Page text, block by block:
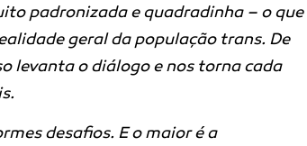
padronizada e quadradinha – o que
geral da população trans. De
levanta o diálogo e nos torna cada
desafios. E o maior é a